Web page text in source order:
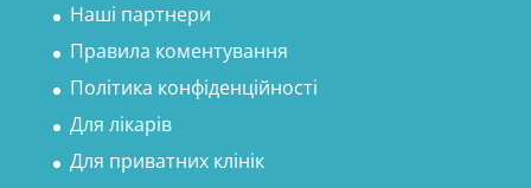
Наші партнери
Правила коментування
Політика конфіденційності
Для лікарів
Для приватних клінік